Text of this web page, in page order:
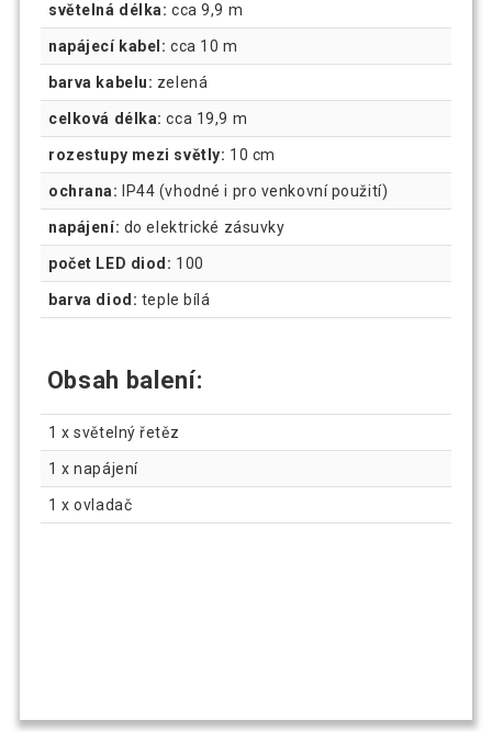
světelná délka: cca 9,9 m
napájecí kabel: cca 10 m
barva kabelu: zelená
celková délka: cca 19,9 m
rozestupy mezi světly: 10 cm
ochrana: IP44 (vhodné i pro venkovní použití)
napájení: do elektrické zásuvky
počet LED diod: 100
barva diod: teple bílá
Obsah balení:
1 x světelný řetěz
1 x napájení
1 x ovladač